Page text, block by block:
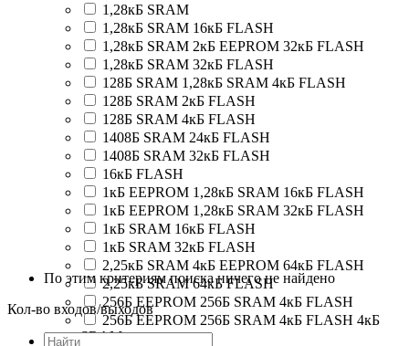
1,28кБ SRAM
1,28кБ SRAM 16кБ FLASH
1,28кБ SRAM 2кБ EEPROM 32кБ FLASH
1,28кБ SRAM 32кБ FLASH
128Б SRAM 1,28кБ SRAM 4кБ FLASH
128Б SRAM 2кБ FLASH
128Б SRAM 4кБ FLASH
1408Б SRAM 24кБ FLASH
1408Б SRAM 32кБ FLASH
16кБ FLASH
1кБ EEPROM 1,28кБ SRAM 16кБ FLASH
1кБ EEPROM 1,28кБ SRAM 32кБ FLASH
1кБ SRAM 16кБ FLASH
1кБ SRAM 32кБ FLASH
2,25кБ SRAM 4кБ EEPROM 64кБ FLASH
2,25кБ SRAM 64кБ FLASH
256Б EEPROM 256Б SRAM 4кБ FLASH
256Б EEPROM 256Б SRAM 4кБ FLASH 4кБ
SRAM
По этим критериям поиска ничего не найдено
Кол-во входов/выходов